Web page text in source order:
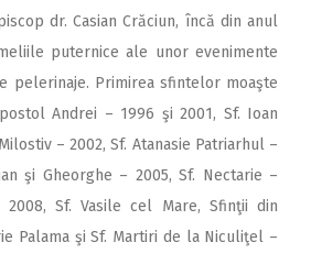
dr. Casian Crăciun, încă din anul
puternice ale unor evenimente
pelerinaje. Primirea sfintelor moaşte
Andrei – 1996 şi 2001, Sf. Ioan
– 2002, Sf. Atanasie Patriarhul –
şi Gheorghe – 2005, Sf. Nectarie –
2008, Sf. Vasile cel Mare, Sfinţii din
Palama şi Sf. Martiri de la Niculiţel –